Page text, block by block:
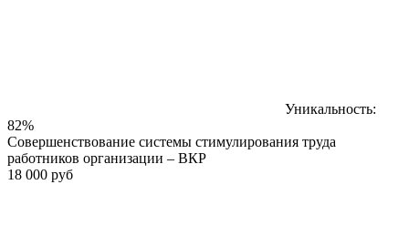
Уникальность:
82%
Совершенствование системы стимулирования труда
работников организации – ВКР
18 000 руб